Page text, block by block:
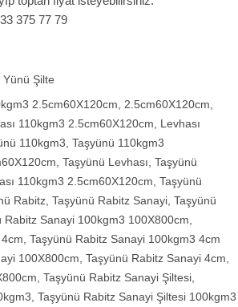
375 77 79
Yünü Şilte
2.5cm60X120cm 2.5cm60X120cm
110kgm3 2.5cm60X120cm
Levhası
110kgm3 Taşyünü 110kgm3
Taşyünü Levhası Taşyünü
110kgm3 2.5cm60X120cm Taşyünü
Rabitz, Taşyünü Rabitz Sanayi, Taşyünü
Rabitz Sanayi 100kgm3 100X800cm
Taşyünü Rabitz Sanayi 100kgm3 4cm
100X800cm Taşyünü Rabitz Sanayi 4cm
Taşyünü Rabitz Sanayi Şiltesi,
Taşyünü Rabitz Sanayi Şiltesi 100kgm3